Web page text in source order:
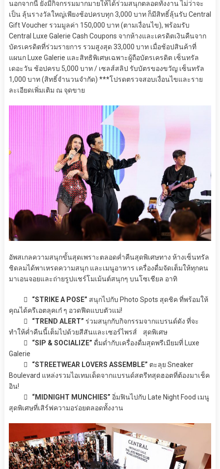
นอกจากนี้ ยังมีกิจกรรมมากมายให้ได้ร่วมสนุกตลอดทั้งงาน ไม่ว่าจะ
เป็น ลุ้นรางวัลใหญ่เพียงช้อปครบทุก 3,000 บาท ก็มีสิทธิ์ลุ้นรับ Central
Gift Voucher รวมมูลค่า 150,000 บาท (ตามเงื่อนไข), พร้อมรับ
Central Luxe Galerie Cash Coupons จากห้างและเครดิตเงินคืนจาก
บัตรเครดิตที่ร่วมรายการ รวมสูงสุด 33,000 บาท เมื่อช้อปสินค้าที่
แผนก Luxe Galerie และสิทธิพิเศษเฉพาะผู้ถือบัตรเครดิต เซ็นทรัล
เดอะวัน ช้อปครบ 5,000 บาท / เซลส์สลิป รับบัตรของขวัญ เซ็นทรัล
1,000 บาท (สิทธิ์จำนวนจำกัด) ***โปรดตรวจสอบเงื่อนไขและราย
ละเอียดเพิ่มเติม ณ จุดขาย
อัพสเกลความสนุกขั้นสุดเพราะตลอดค่ำคืนสุดพิเศษทาง ห้างเซ็นทรัล
ชิดลมได้พาเหรดความสนุก และเมนูอาหาร เครื่องดื่มจัดเต็มให้ทุกคน
มาเอนจอยและถ่ายรูปแชร์โมเม้นต์สนุกๆ บนโซเชียล อาทิ
 “STRIKE A POSE” สนุกไปกับ Photo Spots สุดชิค ที่พร้อมให้
คุณได้ครีเอตลุคเก๋ ๆ อวดฟีดแบบตัวแม่!
 “TREND ALERT” ร่วมสนุกกับกิจกรรมจากแบรนด์ดัง ที่จะ
ทำให้ค่ำคืนนี้เต็มไปด้วยสีสันและเซอร์ไพรส์ สุดพิเศษ
 “SIP & SOCIALIZE” ดื่มด่ำกับเครื่องดื่มสุดพรีเมียมที่ Luxe
Galerie
 “STREETWEAR LOVERS ASSEMBLE” ตะลุย Sneaker
Boulevard แหล่งรวมไอเทมเด็ดจากแบรนด์สตรีทสุดฮอตที่ต้องมาเช็ค
อิน!
 “MIDNIGHT MUNCHIES” อิ่มฟินไปกับ Late Night Food เมนู
สุดพิเศษที่เสิร์ฟความอร่อยตลอดทั้งงาน